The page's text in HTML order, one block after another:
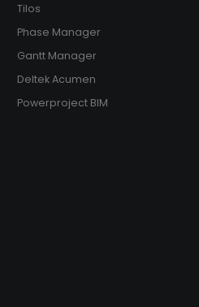
Tilos
Phase Manager
Gantt Manager
Deltek Acumen
Powerproject BIM